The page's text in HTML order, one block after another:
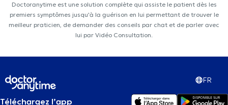
Doctoranytime est une solution complète qui assiste le patient dès les
premiers symptômes jusqu'à la guérison en lui permettant de trouver le
meilleur praticien, de demander des conseils par chat et de parler avec
lui par Vidéo Consultation.
FR
Téléchargez l’app